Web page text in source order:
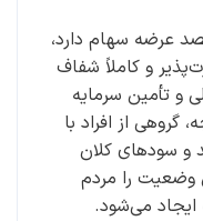
عرضه سهام دارد،
و کاملاً شفاف
و تأمین سرمایه
گروهی از افراد با
و سودهای کلان
وضعیت را مردم
ایجاد می‌شود.